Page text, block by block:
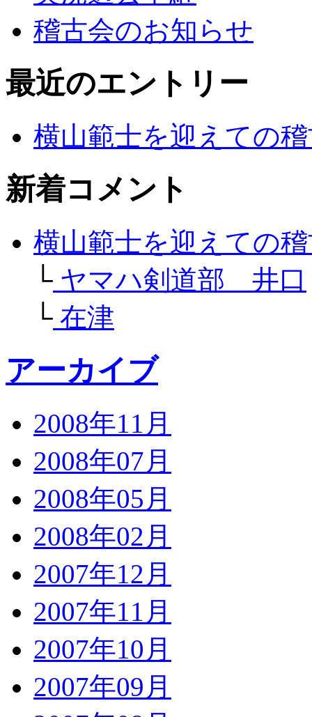
稽古会のお知らせ
最近のエントリー
横山範士を迎えての
新着コメント
横山範士を迎えての
└ ヤマハ剣道部 井口
└ 在津
アーカイブ
2008年11月
2008年07月
2008年05月
2008年02月
2007年12月
2007年11月
2007年10月
2007年09月